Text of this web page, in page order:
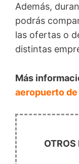
Además,
podrás
las ofertas o
distintas
Más
aeropuerto
OTROS